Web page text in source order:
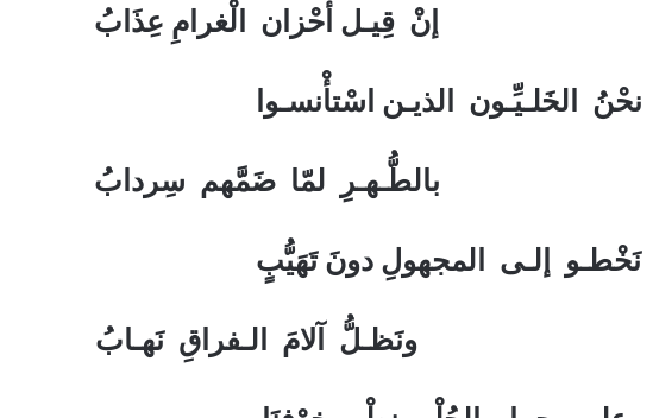
أحْزان الْغرامِ عِذَابُ
نحْنُ الخَلـيِّـون الذيـن اسْتأْنسـوا
لمّا ضَمَّهم سِردابُ
نَخْطـو إلـى المجهولِ دونَ تَهَيُّبٍ
آلامَ الـفراقِ نَهـابُ